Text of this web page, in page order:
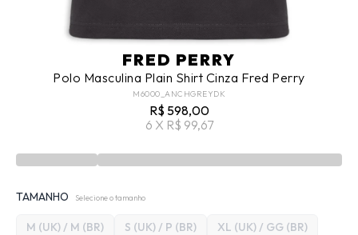
FRED PERRY
Polo Masculina Plain Shirt Cinza Fred Perry
M6000_ANCHGREYDK
R$ 598,00
6 X R$ 99,67
TAMANHO Selecione o tamanho
M (UK) / M (BR) S (UK) / P (BR)
XL (UK) / GG (BR)